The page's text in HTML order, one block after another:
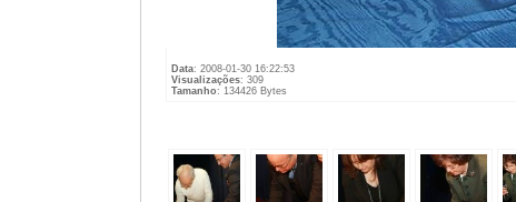
Data: 2008-01-30 16:22:53
Visualizações: 309
Tamanho: 134426 Bytes